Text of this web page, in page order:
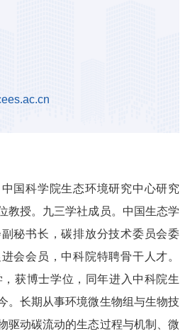
国科学院生态环境研究中心研究
教授。九三学社成员。中国生态学
秘书长，碳排放分技术委员会委
会会员，中科院特聘骨干人才。
获博士学位，同年进入中科院生
。长期从事环境微生物组与生物技
驱动碳流动的生态过程与机制、微